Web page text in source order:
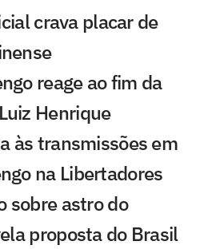
crava placar de
reage ao fim da
Henrique
às transmissões em
na Libertadores
sobre astro do
proposta do Brasil